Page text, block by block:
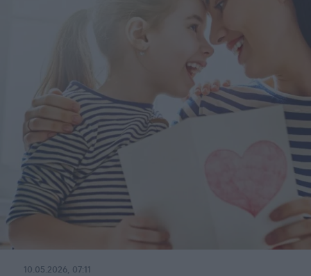
10.05.2026, 07:11